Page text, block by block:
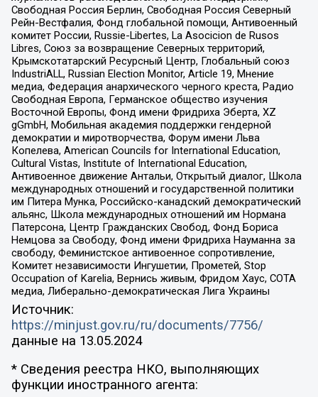
Свободная Россия Берлин, Свободная Россия Северный
Рейн-Вестфалия, Фонд глобальной помощи, Антивоенный
комитет России, Russie-Libertes, La Asocicion de Rusos
Libres, Союз за возвращение Северных территорий,
Крымскотатарский Ресурсный Центр, Глобальный союз
IndustriALL, Russian Election Monitor, Article 19, Мнение
медиа, Федерация анархического черного креста, Радио
Свободная Европа, Германское общество изучения
Восточной Европы, Фонд имени Фридриха Эберта, XZ
gGmbH, Мобильная академия поддержки гендерной
демократии и миротворчества, Форум имени Льва
Копелева, American Councils for International Education,
Cultural Vistas, Institute of International Education,
Антивоенное движение Антальи, Открытый диалог, Школа
международных отношений и государственной политики
им Питера Мунка, Российско-канадский демократический
альянс, Школа международных отношений им Нормана
Патерсона, Центр Гражданских Свобод, Фонд Бориса
Немцова за Свободу, Фонд имени Фридриха Науманна за
свободу, Феминистское антивоенное сопротивление,
Комитет независимости Ингушетии, Прометей, Stop
Occupation of Karelia, Вернись живым, Фридом Хаус, СОТА
медиа, Либерально-демократическая Лига Украины
Источник:
https://minjust.gov.ru/ru/documents/7756/
данные на 13.05.2024
* Сведения реестра НКО, выполняющих
функции иностранного агента: